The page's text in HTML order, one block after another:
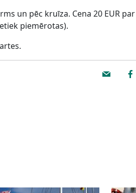
un pēc kruīza. Cena 20 EUR
piemērotas).